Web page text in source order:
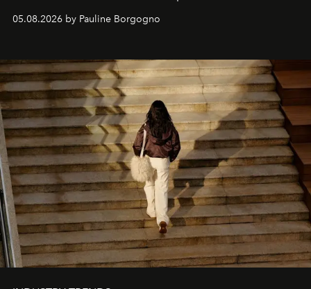
05.08.2026 by Pauline Borgogno